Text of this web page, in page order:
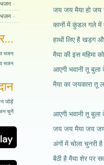
भजन
भजन
भजन
भजन
जोड़ें
चुनें
जय जय मैया हो जय
कानों में कुंडल गले में
हाथों लिए है खड़ग
मैया की इस महिमा
आएगी भवानी तू
मैया का जयकारा तू
आएगी भवानी तू
जय जय मैया जय
अंगों में चोला चुनरी
बैठी है मैया शेर पर